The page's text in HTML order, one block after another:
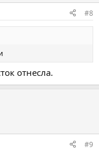
#8
отнесла.
#9